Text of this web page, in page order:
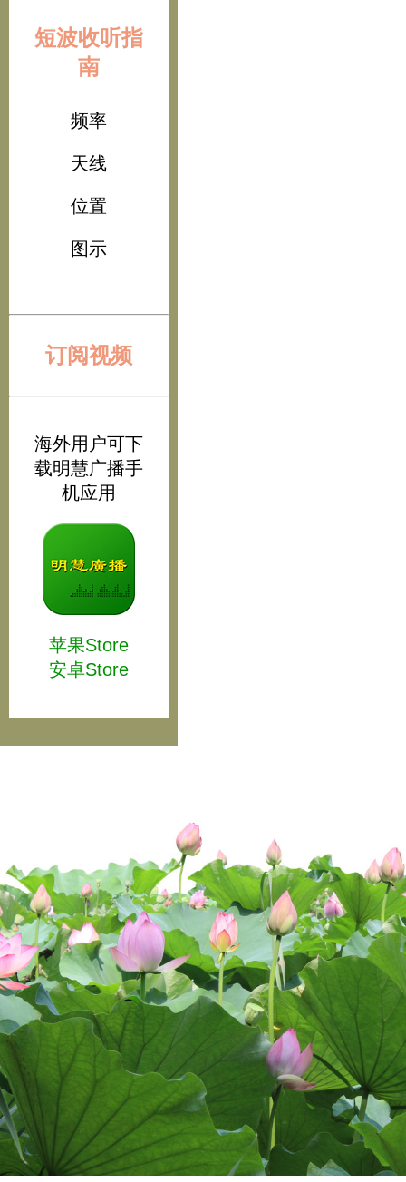
短波收听指
南
频率
天线
位置
图示
订阅视频
海外用户可下
载明慧广播手
机应用
苹果Store
安卓Store